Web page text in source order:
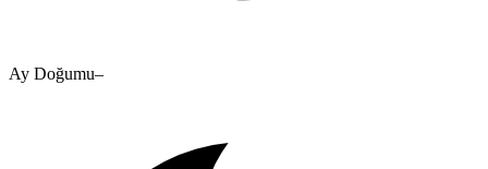
Ay Doğumu–